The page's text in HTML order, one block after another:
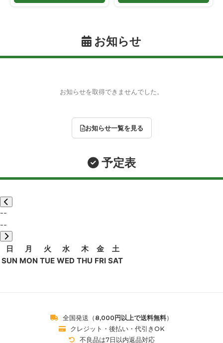
お知らせ
お知らせを取得できませんでした。
お知らせ一覧を見る
予定表
--
--
日
SUN
月
MON
火
TUE
水
WED
木
THU
金
FRI
土
SAT
全国発送（ 8,000円以上で送料無料）
クレジット・後払い・代引きOK
不良品は7日以内返品対応